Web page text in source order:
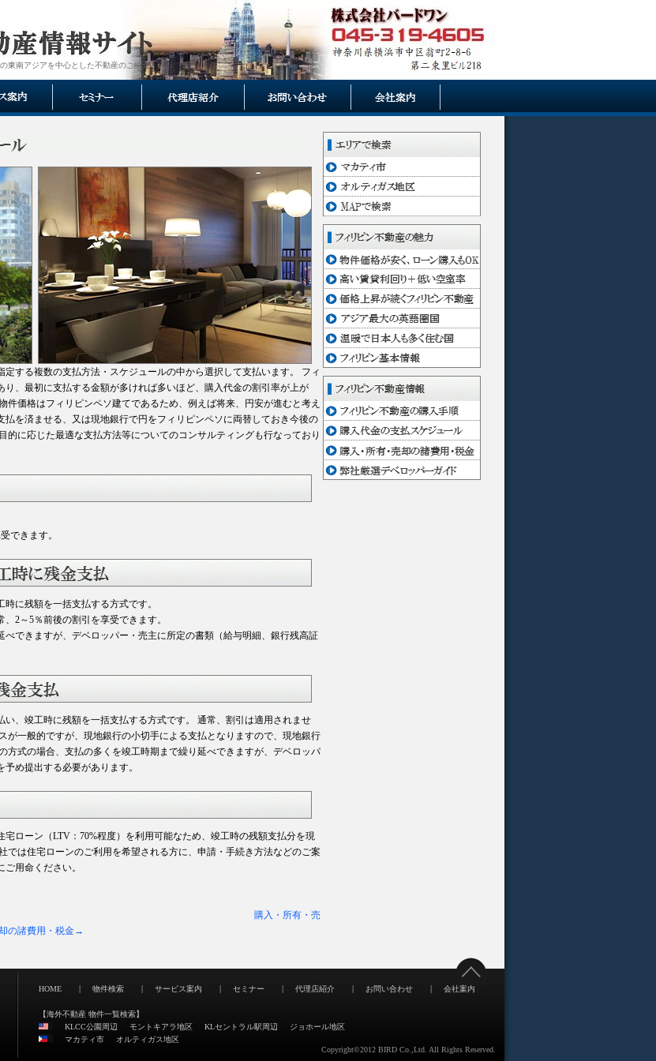
東南アジアを中心とした不動産のご紹介
する複数の支払方法・スケジュールの中から選択して支払います。 フィ
、最初に支払する金額が多ければ多いほど、購入代金の割引率が上が
価格はフィリピンペソ建てであるため、例えば将来、円安が進むと考え
を済ませる、又は現地銀行で円をフィリピンペソに両替しておき今後の
に応じた最適な支払方法等についてのコンサルティングも行なっており
できます。
に残額を一括支払する方式です。
2～5％前後の割引を享受できます。
できますが、デベロッパー・売主に所定の書類（給与明細、銀行残高証
、竣工時に残額を一括支払する方式です。 通常、割引は適用されませ
が一般的ですが、現地銀行の小切手による支払となりますので、現地銀行
方式の場合、支払の多くを竣工時期まで繰り延べできますが、デベロッパ
め提出する必要があります。
ローン（LTV：70%程度）を利用可能なため、竣工時の残額支払分を現
では住宅ローンのご利用を希望される方に、申請・手続き方法などのご案
用命ください。
購入・所有・売
の諸費用・税金→
HOME | 物件検索 | サービス案内 | セミナー | 代理店紹介 | お問い合わせ | 会社案内
【海外不動産 物件一覧検索】
KLCC公園周辺
モントキアラ地区 KLセントラル駅周辺
ジョホール地区
マカティ市
オルティガス地区
Copyright©2012 BIRD Co.,Ltd. All Rights Reserved.